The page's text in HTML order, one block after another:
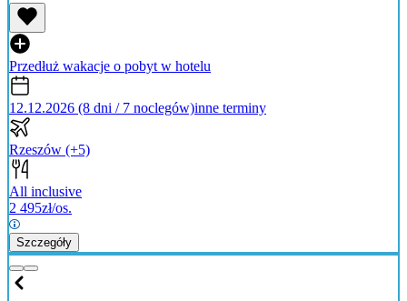
Przedłuż wakacje o pobyt w hotelu
12.12.2026 (8 dni / 7 noclegów)inne terminy
Rzeszów (+5)
All inclusive
2 495zł/os.
Szczegóły